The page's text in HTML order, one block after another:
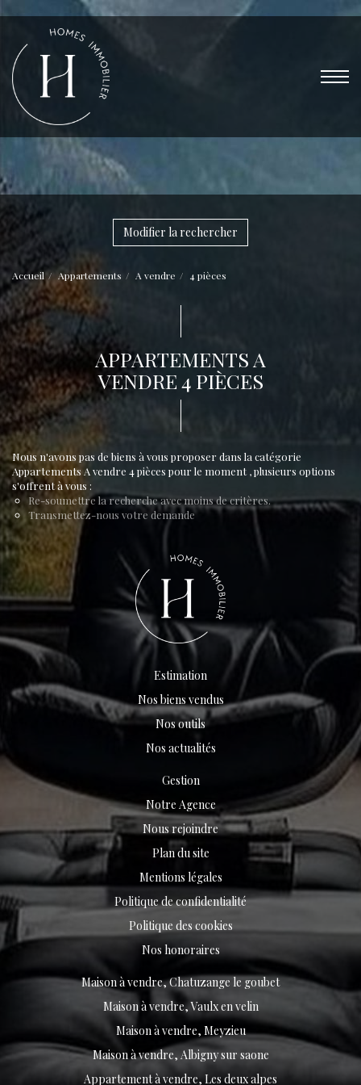
Modifier la rechercher
Accueil Appartements A vendre 4 pièces
APPARTEMENTS A
VENDRE 4 PIÈCES
Nous n'avons pas de biens à vous proposer dans la catégorie
Appartements A vendre 4 pièces pour le moment , plusieurs options
s'offrent à vous :
Re-soumettre la recherche avec moins de critères.
Transmettez-nous votre demande
Estimation
Nos biens vendus
Nos outils
Nos actualités
Gestion
Notre Agence
Nous rejoindre
Plan du site
Mentions légales
Politique de confidentialité
Politique des cookies
Nos honoraires
Maison à vendre, Chatuzange le goubet
Maison à vendre, Vaulx en velin
Maison à vendre, Meyzieu
Maison à vendre, Albigny sur saone
Appartement à vendre, Les deux alpes